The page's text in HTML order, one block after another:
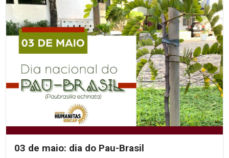
03 de maio: dia do Pau-Brasil